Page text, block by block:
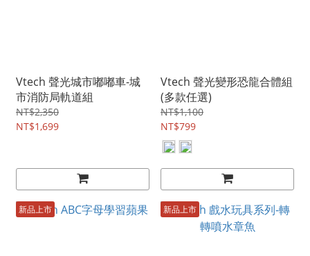
Vtech 聲光城市嘟嘟車-城
市消防局軌道組
NT$2,350
NT$1,699
Vtech 聲光變形恐龍合體組
(多款任選)
NT$1,100
NT$799
新品上市 新品上市